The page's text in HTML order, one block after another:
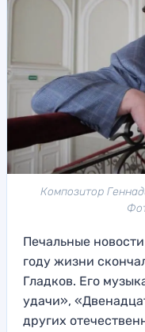
Композитор
Печальные
году жизни
Гладков. Его
удачи»,
других